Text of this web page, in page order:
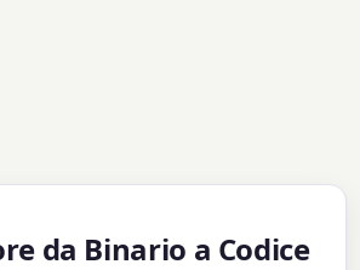
da Binario a Codice